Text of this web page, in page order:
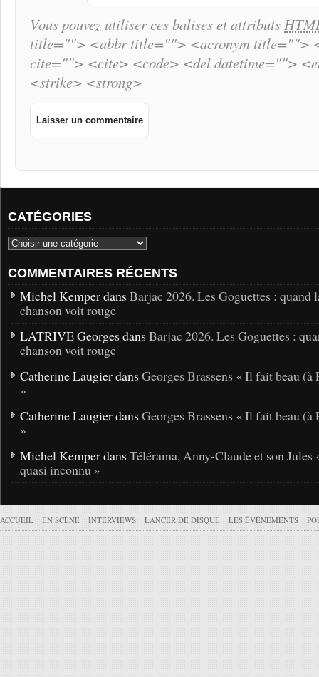
Vous pouvez utiliser ces balises et attributs
title=""> <abbr title=""> <acronym title="">
cite=""> <cite> <code> <del datetime="">
<strike> <strong>
CATÉGORIES
COMMENTAIRES RÉCENTS
Michel Kemper dans Barjac 2026. Les Goguettes : quand
chanson voit rouge
LATRIVE Georges dans Barjac 2026. Les Goguettes :
chanson voit rouge
Catherine Laugier dans Georges Brassens « Il fait beau (à
»
Catherine Laugier dans Georges Brassens « Il fait beau (à
»
Michel Kemper dans Télérama, Anny-Claude et son Jules
quasi inconnu »
ACCUEIL EN SCÈNE INTERVIEWS LANCER DE DISQUE LES ÉVÉNEMENTS